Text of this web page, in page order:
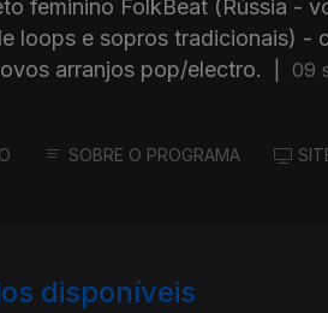
feminino FolkBeat (Rússia -
loops e sopros tradicionais) -
arranjos pop/electro.
09
SOBRE O PROGRAMA
disponíveis